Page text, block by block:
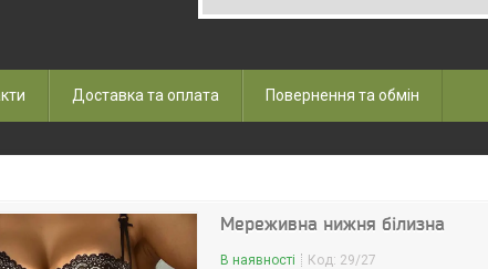
Доставка та оплата Повернення та обмін
Мереживна нижня білизна
В наявності Код: 29/27